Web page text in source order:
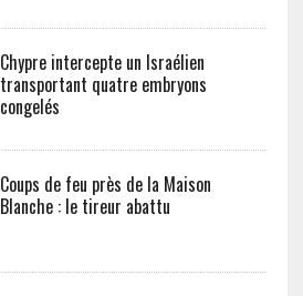
Chypre intercepte un Israélien
transportant quatre embryons
congelés
Coups de feu près de la Maison
Blanche : le tireur abattu